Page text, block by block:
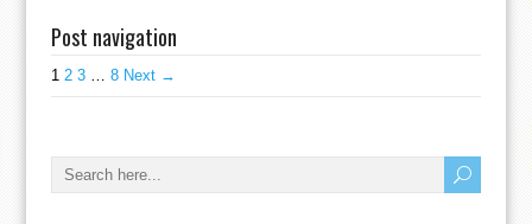
Post navigation
1 2 3 8 Next →